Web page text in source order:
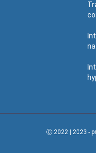
Ⓒ 2022 | 2023 -